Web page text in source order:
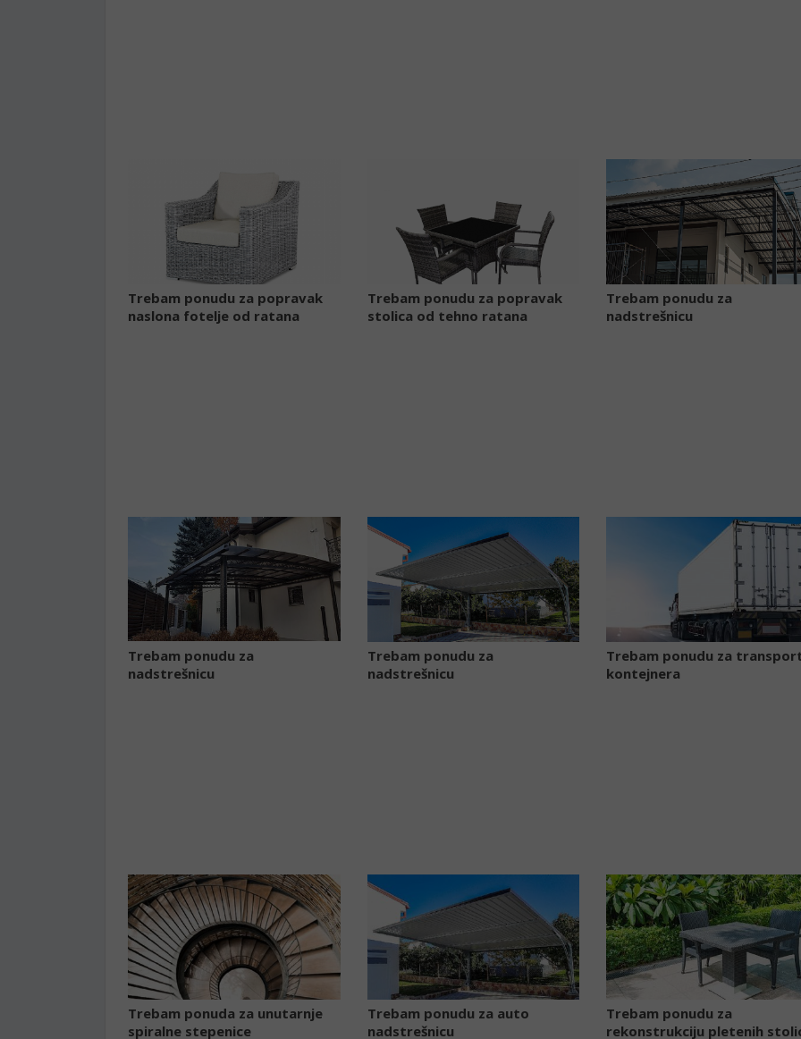
Trebam ponudu za popravak
naslona fotelje od ratana
Trebam ponudu za popravak
stolica od tehno ratana
Trebam ponudu za
nadstrešnicu
Trebam ponudu za
nadstrešnicu
Trebam ponudu za
nadstrešnicu
Trebam ponudu za
kontejnera
Trebam ponuda za unutarnje
spiralne stepenice
Trebam ponudu za auto
nadstrešnicu
Trebam ponudu za
rekonstrukciju pletenih